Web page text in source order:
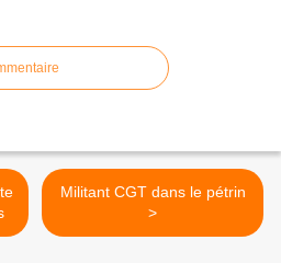
Militant CGT dans le pétrin
>